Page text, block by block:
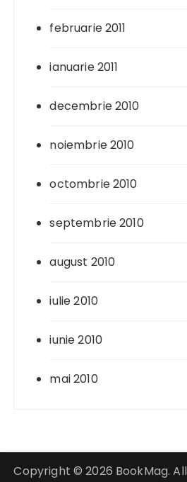
februarie 2011
ianuarie 2011
decembrie 2010
noiembrie 2010
octombrie 2010
septembrie 2010
august 2010
iulie 2010
iunie 2010
mai 2010
Copyright © 2026 BookMag.